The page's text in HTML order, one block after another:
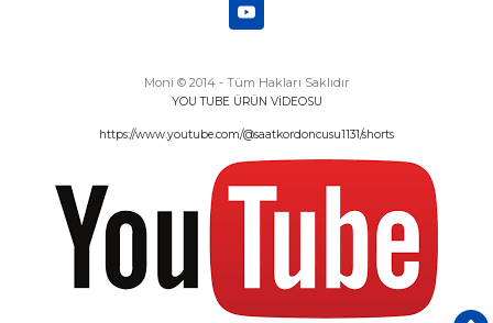
Moni © 2014 - Tüm Hakları Saklıdır
YOU TUBE ÜRÜN VİDEOSU
https://www.youtube.com/@saatkordoncusu1131/shorts